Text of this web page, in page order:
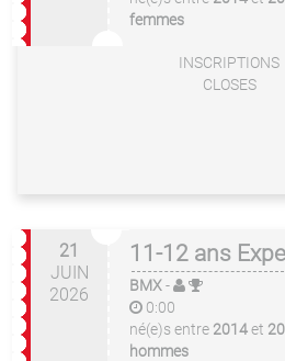
femmes
INSCRIPTIONS
CLOSES
21
JUIN
2026
11-12 ans
BMX-
0:00
né(e)s entre 2014et
hommes